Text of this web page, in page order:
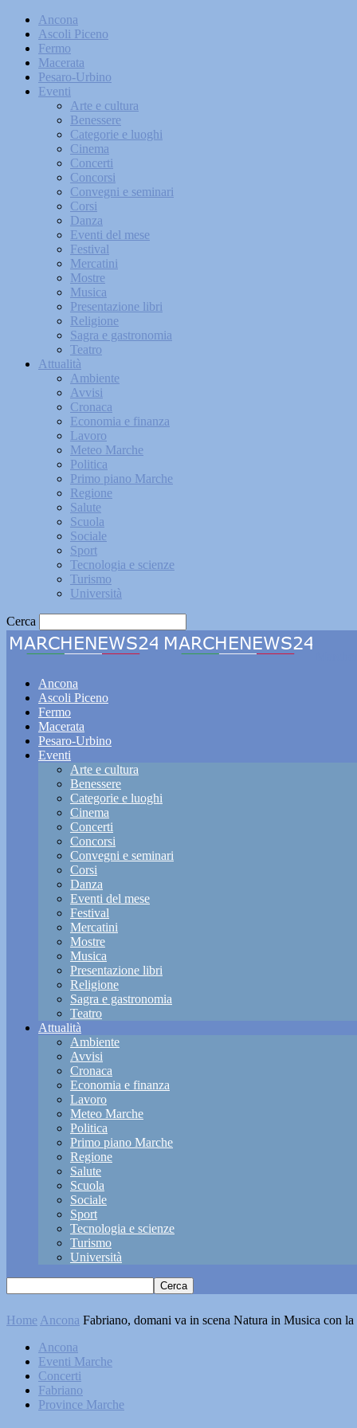
Ancona
Ascoli Piceno
Fermo
Macerata
Pesaro-Urbino
Eventi
Arte e cultura
Benessere
Categorie e luoghi
Cinema
Concerti
Concorsi
Convegni e seminari
Corsi
Danza
Eventi del mese
Festival
Mercatini
Mostre
Musica
Presentazione libri
Religione
Sagra e gastronomia
Teatro
Attualità
Ambiente
Avvisi
Cronaca
Economia e finanza
Lavoro
Meteo Marche
Politica
Primo piano Marche
Regione
Salute
Scuola
Sociale
Sport
Tecnologia e scienze
Turismo
Università
Cerca
Ancona
Ascoli Piceno
Fermo
Macerata
Pesaro-Urbino
Eventi
Arte e cultura
Benessere
Categorie e luoghi
Cinema
Concerti
Concorsi
Convegni e seminari
Corsi
Danza
Eventi del mese
Festival
Mercatini
Mostre
Musica
Presentazione libri
Religione
Sagra e gastronomia
Teatro
Attualità
Ambiente
Avvisi
Cronaca
Economia e finanza
Lavoro
Meteo Marche
Politica
Primo piano Marche
Regione
Salute
Scuola
Sociale
Sport
Tecnologia e scienze
Turismo
Università
Home Ancona Fabriano, domani va in scena Natura in Musica con
Ancona
Eventi Marche
Concerti
Fabriano
Province Marche